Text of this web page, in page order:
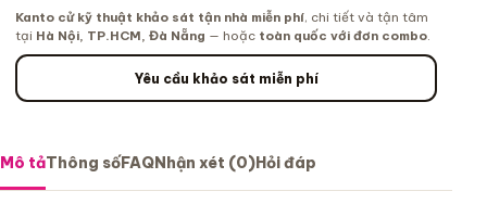
Kanto cử kỹ thuật khảo sát tận nhà miễn phí, chi tiết và tận tâm
tại Hà Nội, TP.HCM, Đà Nẵng — hoặc toàn quốc với đơn combo.
Yêu cầu khảo sát miễn phí
Mô tảThông sốFAQNhận xét (0)Hỏi đáp